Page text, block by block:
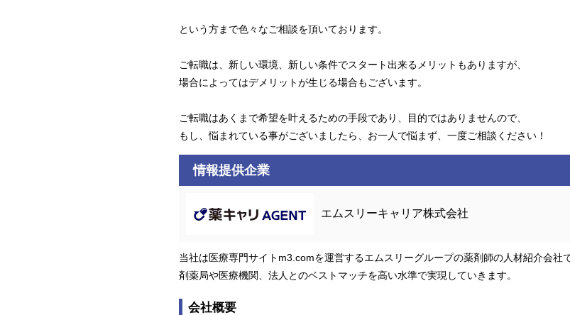
という方まで色々なご相談を頂いております。
ご転職は、新しい環境、新しい条件でスタート出来るメリットもありますが、
場合によってはデメリットが生じる場合もございます。
ご転職はあくまで希望を叶えるための手段であり、目的ではありませんので、
もし、悩まれている事がございましたら、お一人で悩まず、一度ご相談ください！
情報提供企業
エムスリーキャリア株式会社
当社は医療専門サイトm3.comを運営するエムスリーグループの薬剤師の人材紹介会社
剤薬局や医療機関、法人とのベストマッチを高い水準で実現していきます。
会社概要